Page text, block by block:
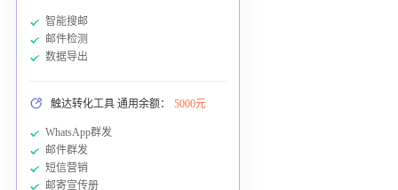
智能搜邮
邮件检测
数据导出
触达转化工具 通用余额： 5000元
WhatsApp群发
邮件群发
短信营销
邮寄宣传册